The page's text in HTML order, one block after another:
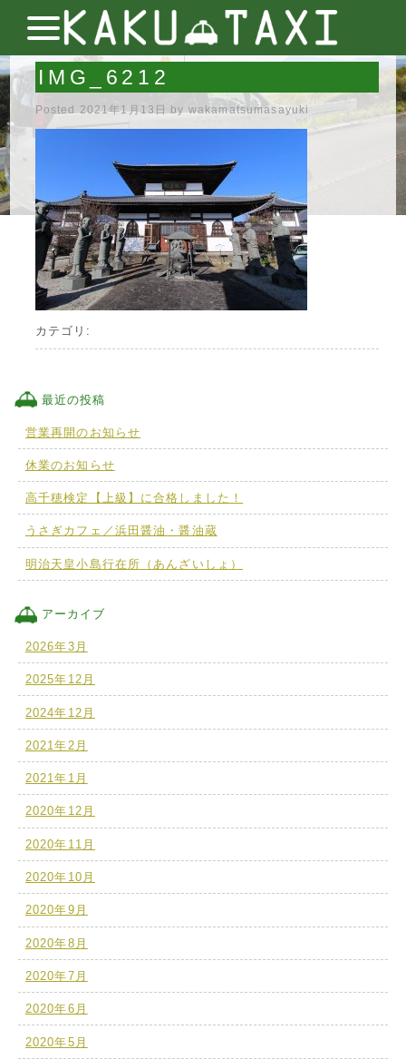
IMG_6212
Posted 2021年1月13日 by wakamatsumasayuki
カテゴリ:
最近の投稿
営業再開のお知らせ
休業のお知らせ
高千穂検定【上級】に合格しました！
うさぎカフェ／浜田醤油・醤油蔵
明治天皇小島行在所（あんざいしょ）
アーカイブ
2026年3月
2025年12月
2024年12月
2021年2月
2021年1月
2020年12月
2020年11月
2020年10月
2020年9月
2020年8月
2020年7月
2020年6月
2020年5月